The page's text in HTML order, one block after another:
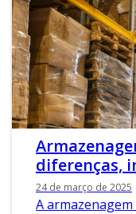
diferenças,
24 de março de 2025
A